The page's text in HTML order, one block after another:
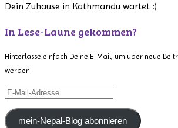
Dein Zuhause in Kathmandu wartet :)
In Lese-Laune gekommen?
Hinterlasse einfach Deine E-Mail, um über neue
werden.
E-
Mail-
Adressemein-Nepal-Blog abonnieren